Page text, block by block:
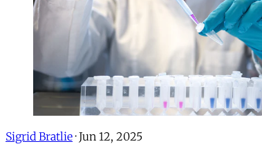
Sigrid Bratlie · Jun 12, 2025